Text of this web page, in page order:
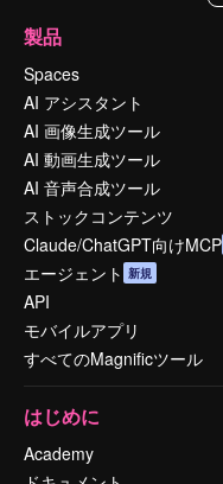
製品
Spaces
AI アシスタント
AI 画像生成ツール
AI 動画生成ツール
AI 音声合成ツール
ストックコンテンツ
Claude/ChatGPT向けMCP
エージェント 新規
API
モバイルアプリ
すべてのMagnificツール
はじめに
Academy